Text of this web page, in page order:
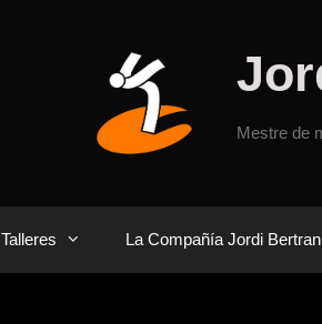
Mestre de
Talleres La Compañía Jordi Bertran